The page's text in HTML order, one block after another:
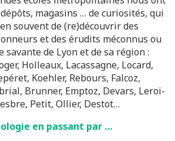
magasins … de curiosités, qui
souvent de (re)découvrir des
et des érudits méconnus ou
savante de Lyon et de sa région :
Holleaux, Lacassagne, Locard,
Koehler, Rebours, Falcoz,
Brunner, Emptoz, Devars, Leroi-
Petit, Ollier, Destot…
en passant par …